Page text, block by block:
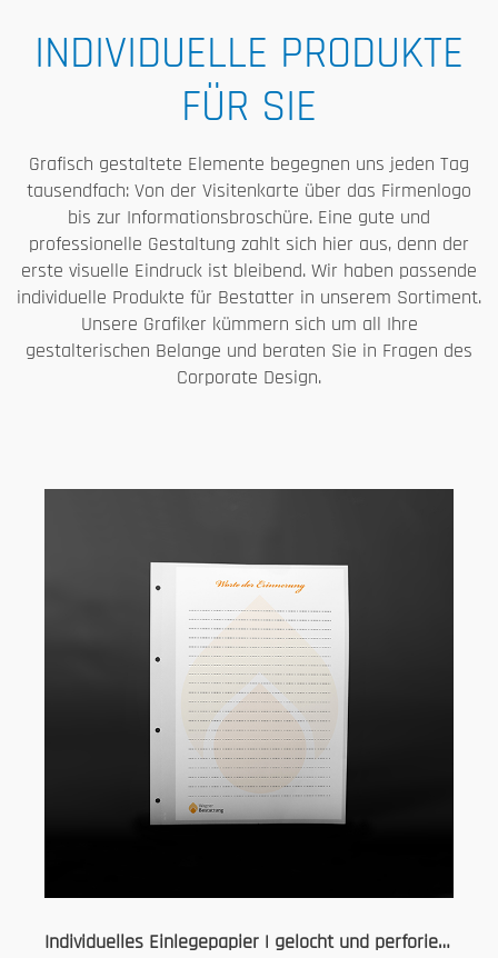
INDIVIDUELLE PRODUKTE
FÜR SIE
Grafisch gestaltete Elemente begegnen uns jeden Tag
tausendfach: Von der Visitenkarte über das Firmenlogo
bis zur Informationsbroschüre. Eine gute und
professionelle Gestaltung zahlt sich hier aus, denn der
erste visuelle Eindruck ist bleibend. Wir haben passende
individuelle Produkte für Bestatter in unserem Sortiment.
Unsere Grafiker kümmern sich um all Ihre
gestalterischen Belange und beraten Sie in Fragen des
Corporate Design.
Individuelles Einlegepapier | gelocht und perforiert | EP Bind